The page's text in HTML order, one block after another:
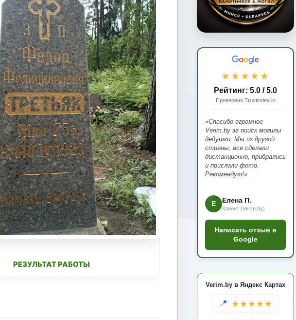
РЕЗУЛЬТАТ РАБОТЫ
★★★★★
Рейтинг: 5.0 / 5.0
Проверено Trustindex.io
«Спасибо огромное
Verim.by за поиск могилы
дедушки. Мы из другой
страны, все сделали
дистанционно, прибрались
и прислали фото.
Рекомендую!»
Е Елена П.
Клиент (Verim.by)
Написать отзыв в
Google
Verim.by в Яндекс Картах
📍 ★★★★★